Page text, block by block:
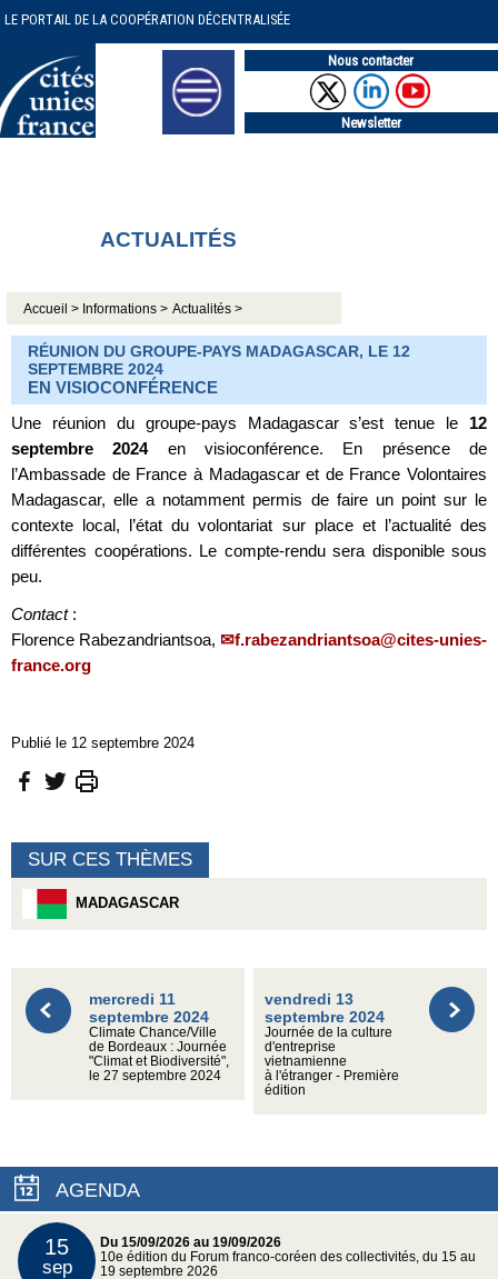
LE PORTAIL DE LA COOPÉRATION DÉCENTRALISÉE
Nous contacter
Newsletter
ACTUALITÉS
Accueil > Informations > Actualités >
RÉUNION DU GROUPE-PAYS MADAGASCAR, LE 12
SEPTEMBRE 2024
EN VISIOCONFÉRENCE
Une réunion du groupe-pays Madagascar s’est tenue le 12
septembre 2024en visioconférence. En présence de
l’Ambassade de France à Madagascar et de France Volontaires
Madagascar, elle a notamment permis de faire un point sur le
contexte local, l’état du volontariat sur place et l’actualité des
différentes coopérations. Le compte-rendu sera disponible sous
peu.
Contact:
Florence Rabezandriantsoa,
f.rabezandriantsoa@cites-unies-
france.org
Publié le 12 septembre 2024
SUR CES THÈMES
MADAGASCAR
mercredi 11
septembre 2024
Climate Chance/Ville
de Bordeaux : Journée
"Climat et Biodiversité",
le 27 septembre 2024
vendredi 13
septembre 2024
Journée de la culture
d'entreprise
vietnamienne
à l'étranger - Première
édition
AGENDA
15
sep
Du 15/09/2026 au 19/09/2026
10e édition du Forum franco-coréen des collectivités, du 15 au
19 septembre 2026